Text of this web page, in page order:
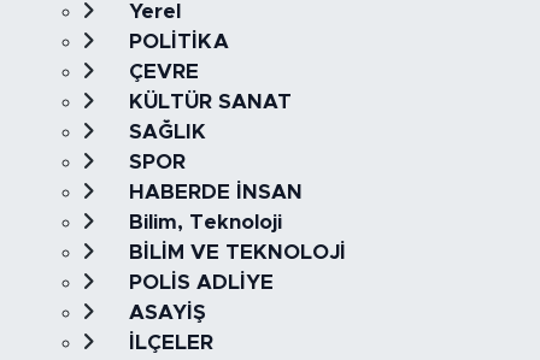
Yerel
POLİTİKA
ÇEVRE
KÜLTÜR SANAT
SAĞLIK
SPOR
HABERDE İNSAN
Bilim, Teknoloji
BİLİM VE TEKNOLOJİ
POLİS ADLİYE
ASAYİŞ
İLÇELER